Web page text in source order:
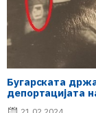
Бугарската
депортацијата
21.02.2024